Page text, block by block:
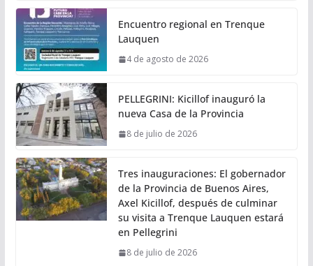
Encuentro regional en Trenque
Lauquen
4 de agosto de 2026
PELLEGRINI: Kicillof inauguró la
nueva Casa de la Provincia
8 de julio de 2026
Tres inauguraciones: El gobernador
de la Provincia de Buenos Aires,
Axel Kicillof, después de culminar
su visita a Trenque Lauquen estará
en Pellegrini
8 de julio de 2026